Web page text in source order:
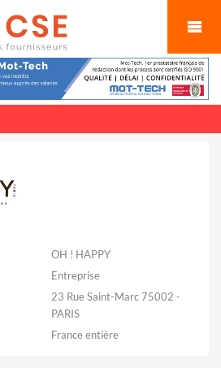
OH ! HAPPY
Entreprise
23 Rue Saint-Marc 75002 -
PARIS